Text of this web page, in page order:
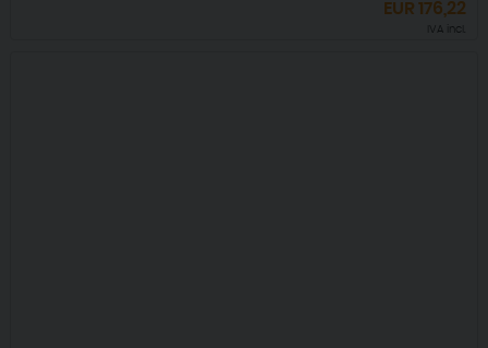
EUR176,22
IVA incl.